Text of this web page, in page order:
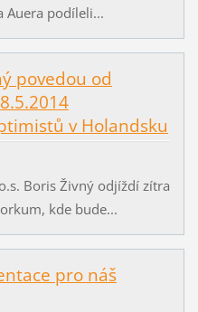
Auera podíleli...
povedou od
v Holandsku
Boris Živný odjíždí zítra
kde bude...
pro náš